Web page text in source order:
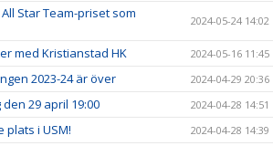
Star Team-priset som
2024-05-24 14:02
med Kristianstad HK 2024-05-16 11:45
2023-24 är över 2024-04-29 20:36
den 29 april 19:00 2024-04-28 14:51
plats i USM! 2024-04-28 14:39